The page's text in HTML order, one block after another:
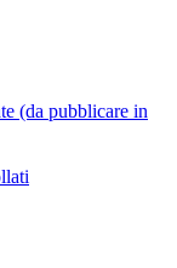
(da pubblicare in